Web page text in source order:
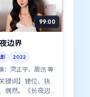
99:00
边界
2022
： 河正宇、周迅 等
关键词】错位、执
偶然。《长夜边